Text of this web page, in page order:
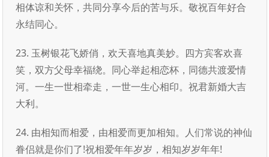
相体谅和关怀，共同分享今后的苦与乐。敬祝百年好合
永结同心。
23. 玉树银花飞娇俏，欢天喜地真美妙。四方宾客欢喜
笑，双方父母幸福绕。同心举起相恋杯，同德共渡爱情
河。一生一世相牵走，一世一生心相印。祝君新婚大吉
大利。
24. 由相知而相爱，由相爱而更加相知。人们常说的神仙
眷侣就是你们了!祝相爱年年岁岁，相知岁岁年年!